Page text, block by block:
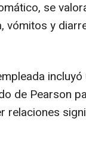
se
vómitos y
de Pearson
relaciones